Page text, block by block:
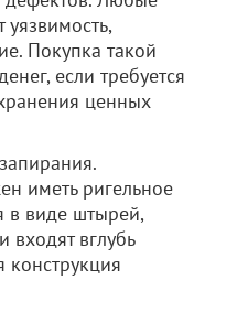
Покупка такой
если требуется
ценных
иметь ригельное
в виде штырей,
входят вглубь
конструкция